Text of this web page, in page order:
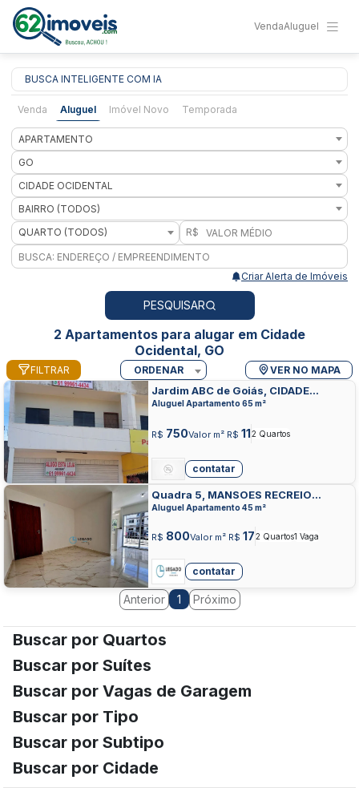
VendaAluguel
BUSCA INTELIGENTE COM IA
Venda Aluguel Imóvel Novo Temporada
APARTAMENTO
GO
CIDADE OCIDENTAL
BAIRRO (TODOS)
QUARTO (TODOS)
R$
Criar Alerta de Imóveis
PESQUISAR
2 Apartamentos para alugar em Cidade
Ocidental, GO
FILTRAR ORDENAR VER NO MAPA
Jardim ABC de Goiás, CIDADE
OCIDENTAL, CIDADE OCIDENTAL
Aluguel Apartamento 65 m²
R$ 750Valor m² R$ 112 Quartos
contatar
Quadra 5, MANSOES RECREIO
MOSSORO, CIDADE OCIDENTAL
Aluguel Apartamento 45 m²
R$ 800Valor m² R$ 172 Quartos1 Vaga
contatar
Anterior 1 Próximo
Buscar por Quartos
Buscar por Suítes
Buscar por Vagas de Garagem
Buscar por Tipo
Buscar por Subtipo
Buscar por Cidade